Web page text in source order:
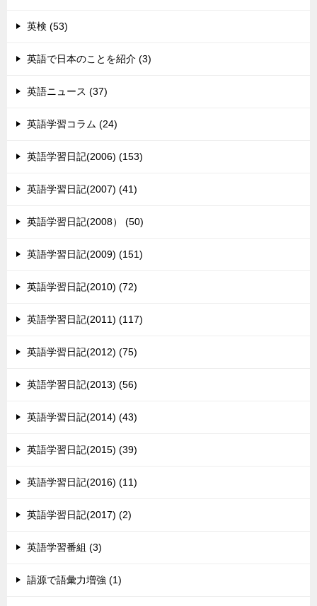
英検 (53)
英語で日本のことを紹介 (3)
英語ニュース (37)
英語学習コラム (24)
英語学習日記(2006) (153)
英語学習日記(2007) (41)
英語学習日記(2008） (50)
英語学習日記(2009) (151)
英語学習日記(2010) (72)
英語学習日記(2011) (117)
英語学習日記(2012) (75)
英語学習日記(2013) (56)
英語学習日記(2014) (43)
英語学習日記(2015) (39)
英語学習日記(2016) (11)
英語学習日記(2017) (2)
英語学習番組 (3)
語源で語彙力増強 (1)